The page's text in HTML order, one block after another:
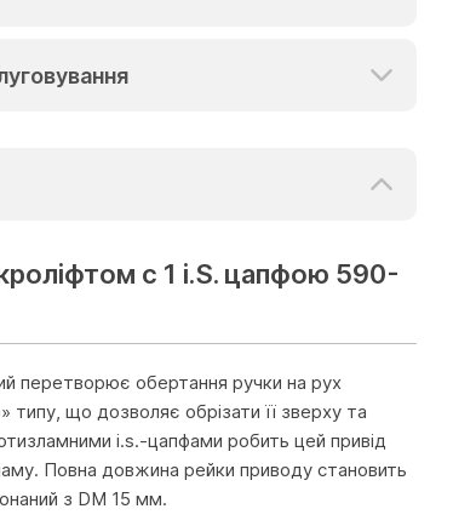
c 1 i.S. цапфою 590-
перетворює обертання ручки на рух
що дозволяє обрізати її зверху та
i.s.-цапфами робить цей привід
Повна довжина рейки приводу становить
з DM 15 мм.